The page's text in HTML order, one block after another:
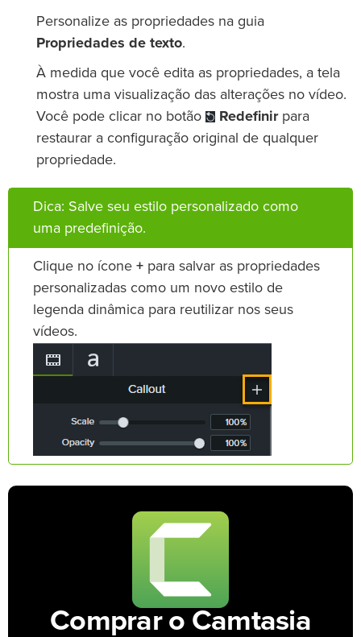
Personalize as propriedades na guia
Propriedades de texto.
À medida que você edita as propriedades, a tela
mostra uma visualização das alterações no vídeo.
Você pode clicar no botão
Redefinirpara
restaurar a configuração original de qualquer
propriedade.
Dica: Salve seu estilo personalizado como
uma predefinição.
Clique no ícone + para salvar as propriedades
personalizadas como um novo estilo de
legenda dinâmica para reutilizar nos seus
vídeos.
Comprar o Camtasia